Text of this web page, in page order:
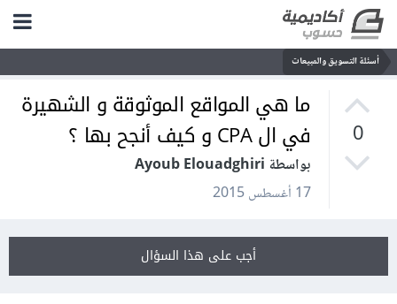
أسئلة التسويق والمبيعات
0
ما هي المواقع الموثوقة و الشهيرة
في ال CPA و كيف أنجح بها ؟
بواسطة Ayoub Elouadghiri
17 أغسطس 2015
أجب على هذا السؤال